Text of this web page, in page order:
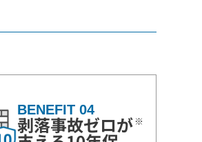
BENEFIT 04
剥落事故ゼロが ※